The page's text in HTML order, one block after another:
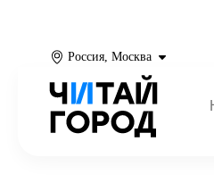
Россия, Москва